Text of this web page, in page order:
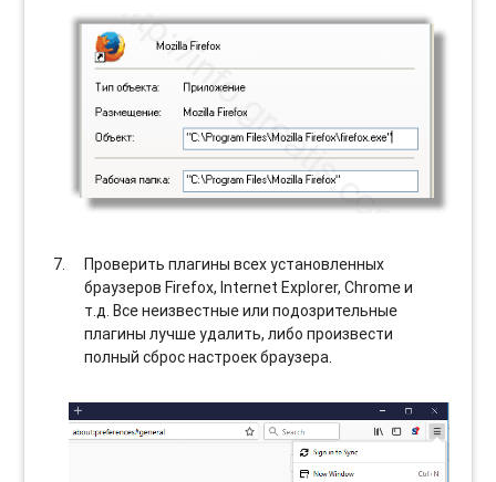
Проверить плагины всех установленных
браузеров Firefox, Internet Explorer, Chrome и
т.д. Все неизвестные или подозрительные
плагины лучше удалить, либо произвести
полный сброс настроек браузера.